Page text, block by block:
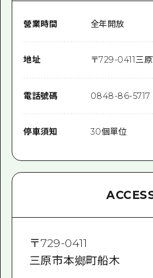
營業時間 全年開放
地址 〒729-0411三
電話號碼 0848-86-5717
停車須知 30個單位
〒729-0411
三原市本鄉町船木